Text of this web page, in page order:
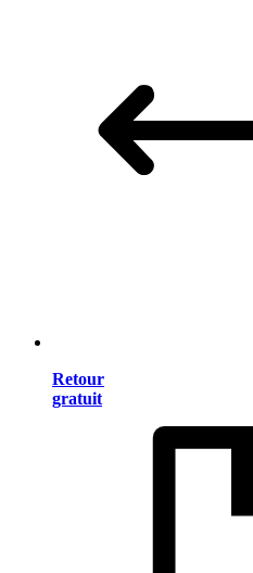
Retour
gratuit